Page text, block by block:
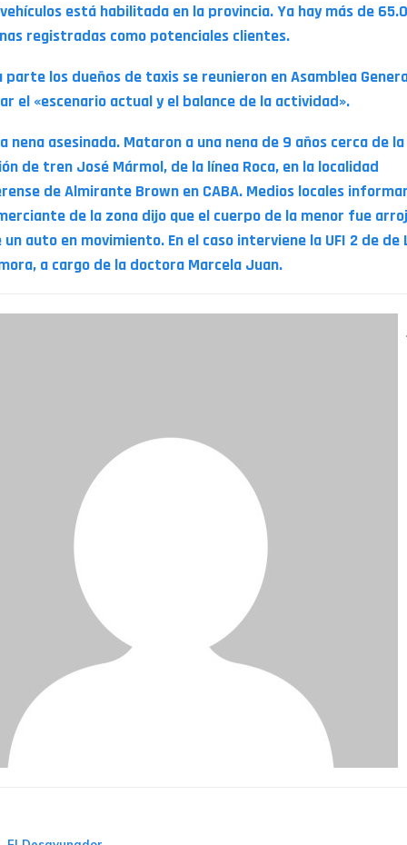
está habilitada en la provincia. Ya hay más de
registradas como potenciales clientes.
parte los dueños de taxis se reunieron en Asamblea
el «escenario actual y el balance de la actividad».
nena asesinada. Mataron a una nena de 9 años cerca de la
de tren José Mármol, de la línea Roca, en la localidad
de Almirante Brown en CABA. Medios locales
de la zona dijo que el cuerpo de la menor fue
un auto en movimiento. En el caso interviene la UFI 2 de de
a cargo de la doctora Marcela Juan.